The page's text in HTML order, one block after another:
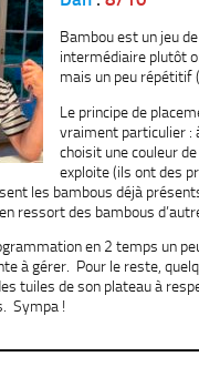
Bambou est un jeu
intermédiaire plutôt
mais un peu répétitif
Le principe de
vraiment particulier :
choisit une couleur
exploite (ils ont des
les bambous déjà
ressort des bambous
en 2 temps un
à gérer. Pour le reste,
tuiles de son plateau à
Sympa !